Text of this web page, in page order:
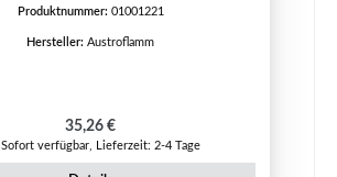
Produktnummer: 01001221
Hersteller: Austroflamm
Regulärer Preis:
35,26 €
Sofort verfügbar, Lieferzeit: 2-4 Tage